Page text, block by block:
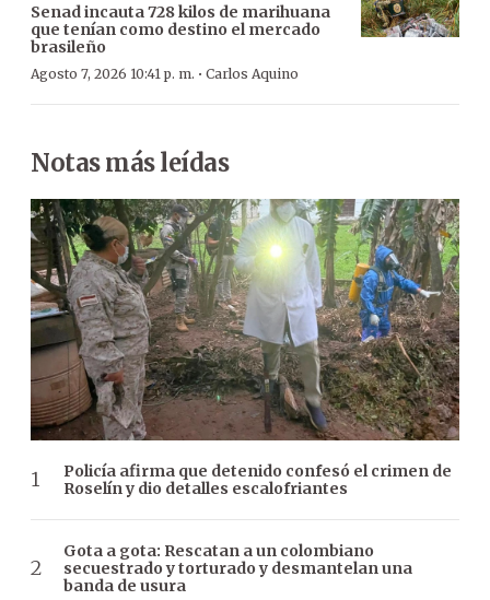
Senad incauta 728 kilos de marihuana
que tenían como destino el mercado
brasileño
Agosto 7, 2026 10:41 p. m. · Carlos Aquino
Notas más leídas
Policía afirma que detenido confesó el crimen de
Roselín y dio detalles escalofriantes
Gota a gota: Rescatan a un colombiano
secuestrado y torturado y desmantelan una
banda de usura